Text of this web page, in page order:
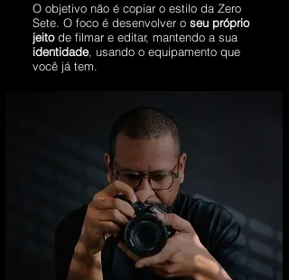
O objetivo não é copiar o estilo da Zero
Sete. O foco é desenvolver o seu próprio
jeitode filmar e editar, mantendo a sua
identidade, usando o equipamento que
você já tem.